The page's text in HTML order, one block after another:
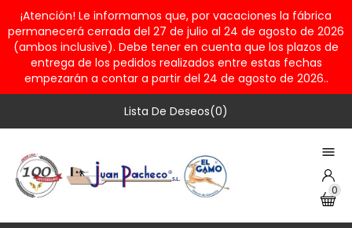
¡Atención! Le informamos que, por vacaciones la fábrica
permanecerá cerrada del 27 de julio al 24 de agosto de 2026
(ambos inclusive). Debe tener en cuenta que los plazos de
entrega de los pedidos realizados entre estas fechas
empezarán a contar a partir del 24 de agosto de 2026..
Lista De Deseos(0)

0